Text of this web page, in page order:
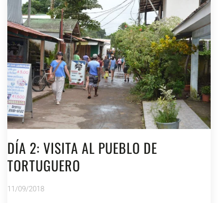
DÍA 2: VISITA AL PUEBLO DE
TORTUGUERO
11/09/2018